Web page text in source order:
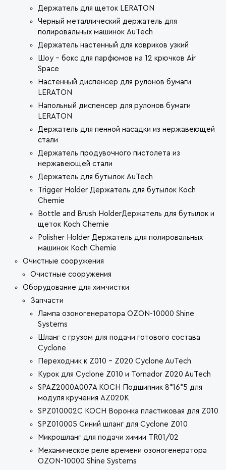
Держатель для щеток LERATON
Черный металлический держатель для
полировальных машинок AuTech
Держатель настенный для ковриков узкий
Шоу - бокс для парфюмов на 12 крючков Air
Space
Настенный диспенсер для рулонов бумаги
LERATON
Напольный диспенсер для рулонов бумаги
LERATON
Держатель для пенной насадки из нержавеющей
стали
Держатель продувочного пистолета из
нержавеющей стали
Держатель для бутылок AuTech
Trigger Holder Держатель для бутылок Koch
Chemie
Bottle and Brush HolderДержатель для бутылок и
щеток Koch Chemie
Polisher Holder Держатель для полировальных
машинок Koch Chemie
Очистные сооружения
Очистные сооружения
Оборудование для химчистки
Запчасти
Лампа озоногенератора OZON-10000 Shine
Systems
Шланг с грузом для подачи готового состава
Cyclone
Переходник к Z010 - Z020 Cyclone AuTech
Курок для Cyclone Z010 и Tornador Z020 AuTech
SPAZ2000A007A KOCH Подшипник 8*16*5 для
модуля кручения AZ020K
SPZ010002C KOCH Воронка пластиковая для Z010
SPZ010005 Синий шланг для Cyclone Z010
Микрошланг для подачи химии TR01/02
Механическое реле времени озоногенератора
OZON-10000 Shine Systems